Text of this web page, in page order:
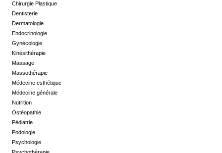
Chirurgie Plastique
Dentisterie
Dermatologie
Endocrinologie
Gynécologie
Kinésithérapie
Massage
Massothérapie
Médecine esthétique
Médecine générale
Nutrition
Ostéopathie
Pédiatrie
Podologie
Psychologie